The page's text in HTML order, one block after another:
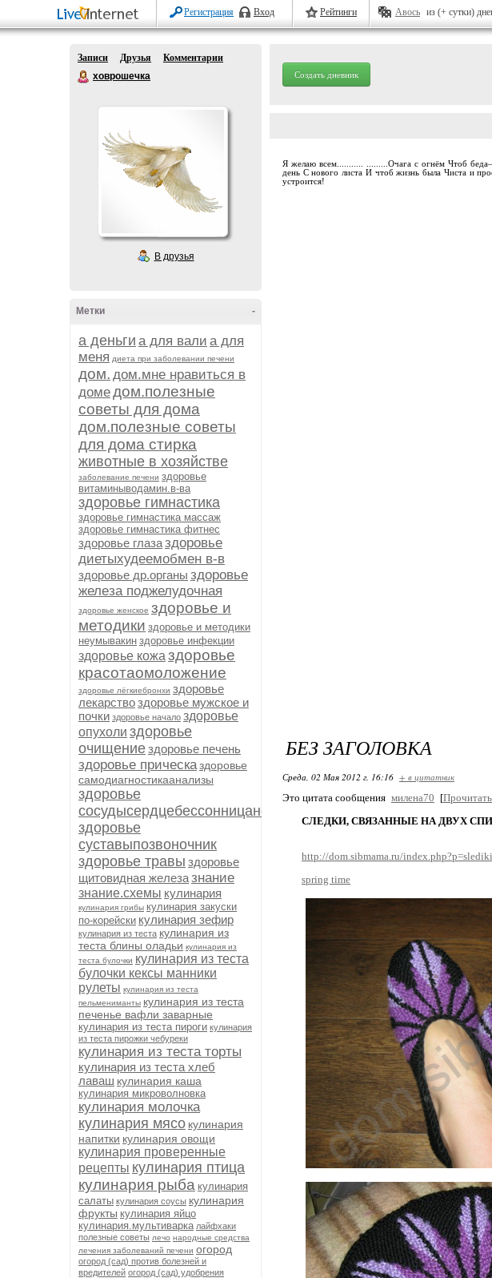
Регистрация Вход Рейтинги Авось из (+ сутки)
Записи Друзья
Комментарии
ховрошечка
В друзья
-
Метки
а деньги а для вали а для
меня диета при заболевании печени
дом. дом.мне нравиться в
домедом.полезные
советы для дома
дом.полезные советы
для дома стирка
животные в хозяйстве
заболевание печени здоровье
витаминыводамин.в-ва
здоровье гимнастика
здоровье гимнастика массаж
здоровье гимнастика фитнес
здоровье глазаздоровье
диетыхудеемобмен в-в
здоровье др.органы здоровье
железа поджелудочная
здоровье женское здоровье и
методики здоровье и методики
неумывакин здоровье инфекции
здоровье кожа здоровье
красотаомоложение
здоровье лёгкиебронхи здоровье
лекарствоздоровье мужское и
почки здоровье начало здоровье
опухоли здоровье
очищениездоровье печень
здоровье прическаздоровье
самодиагностикаанализы
здоровье
сосудысердцебессонницанервыиммунитет
здоровье
суставыпозвоночник
здоровье травы здоровье
щитовидная железазнание
знание.схемы кулинария
кулинария грибы кулинария закуски
по-корейски кулинария зефир
кулинария из теста кулинария из
теста блины оладьи кулинария из
теста булочки кулинария из теста
булочки кексы манники
рулеты кулинария из теста
пельмениманты кулинария из теста
печенье вафли заварные
кулинария из теста пироги кулинария
из теста пирожки чебуреки
кулинария из теста торты
кулинария из теста хлеб
лаваш кулинария каша
кулинария микроволновка
кулинария молочка
кулинария мясо кулинария
напитки кулинария овощи
кулинария проверенные
рецепты кулинария птица
кулинария рыба кулинария
салаты кулинария соусы кулинария
фрукты кулинария яйцо
кулинария.мультиварка лайфхаки
полезные советы лечо народные средства
лечения заболеваний печени огород
огород (сад) против болезней и
вредителей огород (сад) удобрения
Создать дневник
Я желаю всем........... .........Очага с огнём Чтоб
день С нового листа И чтоб жизнь была Чиста и
устроится!
БЕЗ ЗАГОЛОВКА
Среда, 02 Мая 2012 г. 16:16 + в цитатник
Это цитата сообщения милена70 [
СЛЕДКИ, СВЯЗАННЫЕ НА ДВУХ
http://dom.sibmama.ru/
spring time